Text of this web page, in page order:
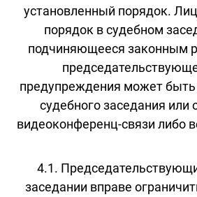
установленный порядок.
порядок в судебном
подчиняющееся законным
предупреждения может быть
судебного заседания или
видеоконференц-связи либо
4.1.
заседании вправе